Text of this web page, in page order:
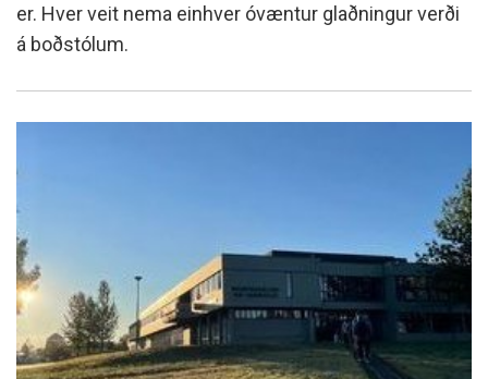
er. Hver veit nema einhver óvæntur glaðningur verði
á boðstólum.